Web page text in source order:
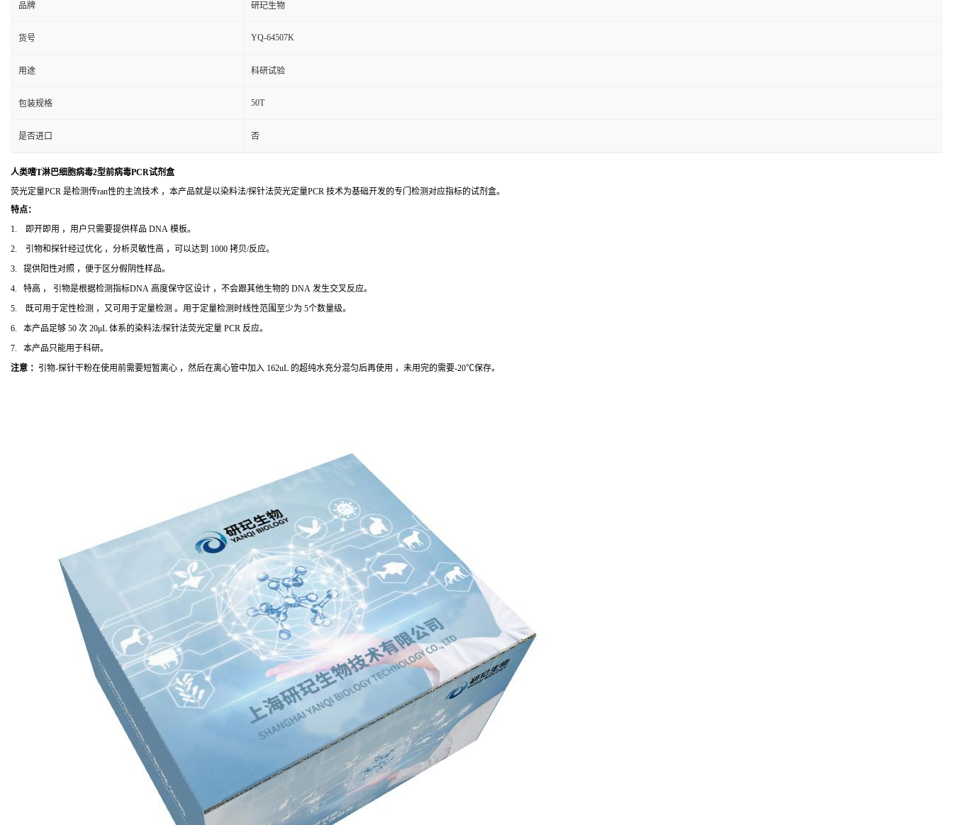
品牌 研玘生物
货号 YQ-64507K
用途 科研试验
包装规格 50T
是否进口 否
人类嗜T淋巴细胞病毒2型前病毒PCR试剂盒
荧光定量PCR 是检测传ran性的主流技术 ，本产品就是以染料法/探针法荧光定量PCR 技术为基础开发的专门检测对应指标的试剂盒。
特点：
1. 即开即用 ，用户只需要提供样品 DNA 模板。
2. 引物和探针经过优化 ，分析灵敏性高 ，可以达到 1000 拷贝/反应。
3. 提供阳性对照 ，便于区分假阴性样品。
4. 特高 ， 引物是根据检测指标DNA 高度保守区设计 ，不会跟其他生物的 DNA 发生交叉反应。
5. 既可用于定性检测 ，又可用于定量检测 。用于定量检测时线性范围至少为 5个数量级。
6. 本产品足够 50 次 20μL 体系的染料法/探针法荧光定量 PCR 反应。
7. 本产品只能用于科研。
注意 ： 引物-探针干粉在使用前需要短暂离心 ，然后在离心管中加入 162uL 的超纯水充分混匀后再使用 ，未用完的需要-20℃保存。